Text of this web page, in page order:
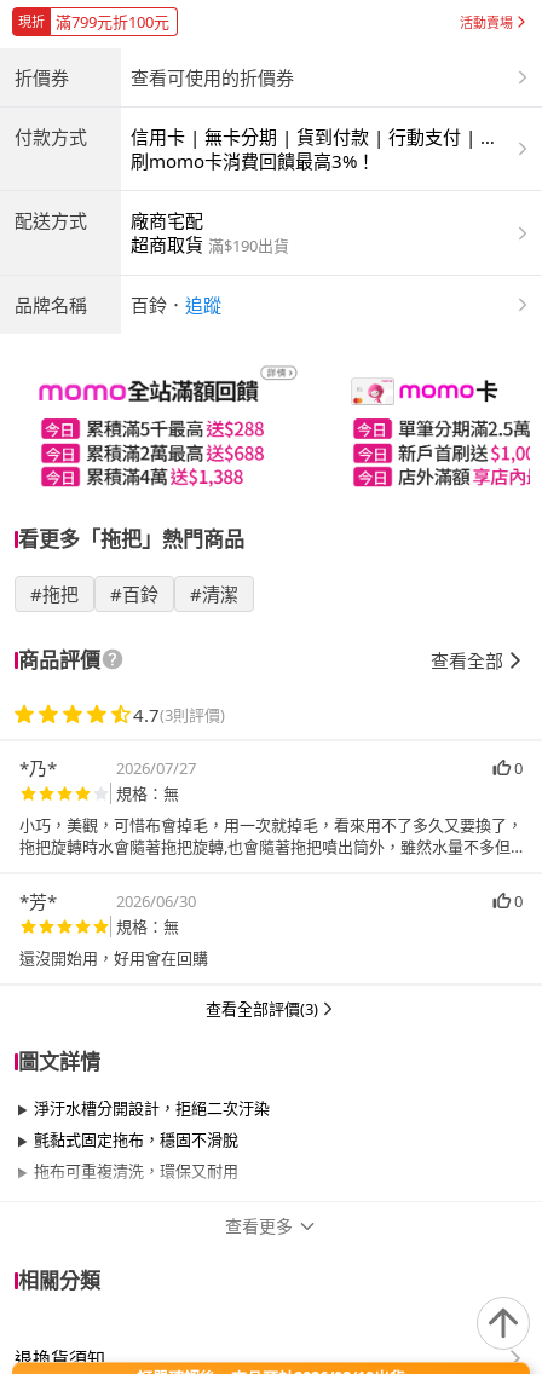
現折 滿799元折100元 活動賣場
折價券 查看可使用的折價券
付款方式
信用卡 | 無卡分期 | 貨到付款 | 行動支付 | 超
商付款 | ATM | 銀聯卡
刷momo卡消費回饋最高3%！
配送方式
廠商宅配
超商取貨 滿$190出貨
品牌名稱 百鈴 ． 追蹤
看更多「拖把」熱門商品
#拖把 #百鈴 #清潔
商品評價 查看全部
4.7(3則評價)
*乃* 2026/07/27
0
規格：無
小巧，美觀，可惜布會掉毛，用一次就掉毛，看來用不了多久又要換了，
拖把旋轉時水會隨著拖把旋轉,也會隨著拖把噴出筒外，雖然水量不多但
*芳* 2026/06/30
0
規格：無
還沒開始用，好用會在回購
查看全部評價(3)
圖文詳情
淨汙水槽分開設計，拒絕二次汙染
氈黏式固定拖布，穩固不滑脫
拖布可重複清洗，環保又耐用
適用於
臥室、客廳、浴室、廚房、陽台、餐廳、室
查看更多
相關分類
退換貨須知